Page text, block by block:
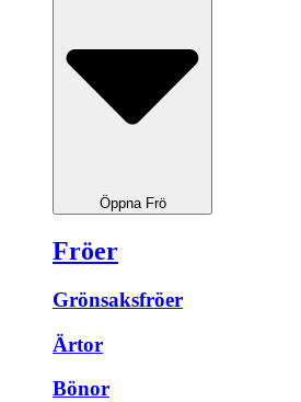
Öppna Frö
Fröer
Grönsaksfröer
Ärtor
Bönor